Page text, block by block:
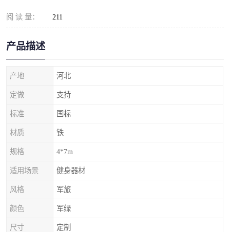
阅 读 量： 211
产品描述
产地 河北
定做 支持
标准 国标
材质 铁
规格 4*7m
适用场景 健身器材
风格 军旅
颜色 军绿
尺寸 定制